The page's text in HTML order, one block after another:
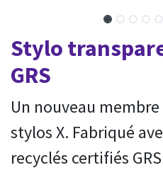
Stylo
GRS
Un nouveau
stylos X. Fabriqué
recyclés certifiés